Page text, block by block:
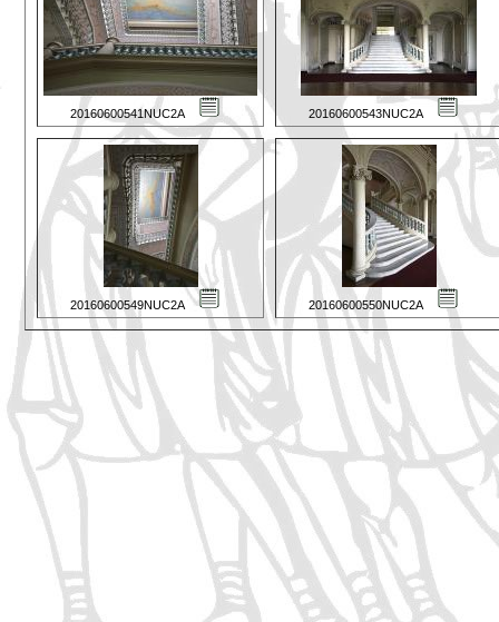
20160600541NUC2A 20160600543NUC2A
20160600549NUC2A 20160600550NUC2A